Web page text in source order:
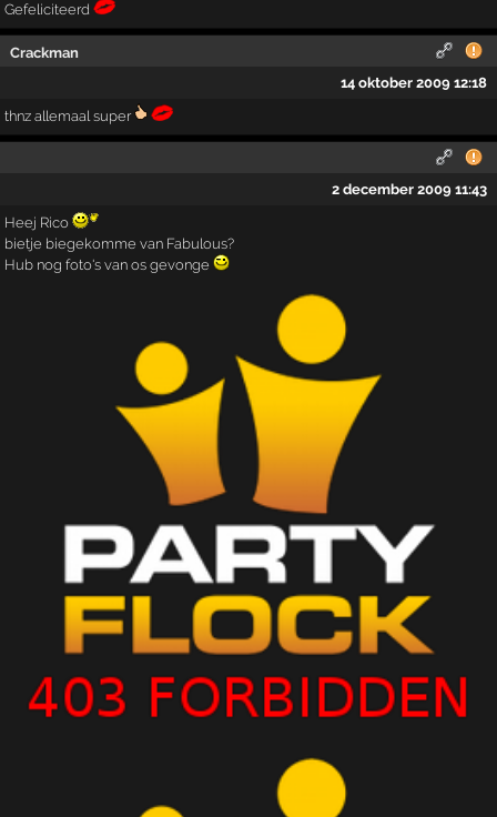
Gefeliciteerd
Crackman
14 oktober 2009 12:18
thnz allemaal super
2 december 2009 11:43
Heej Rico
bietje biegekomme van Fabulous?
Hub nog foto's van os gevonge